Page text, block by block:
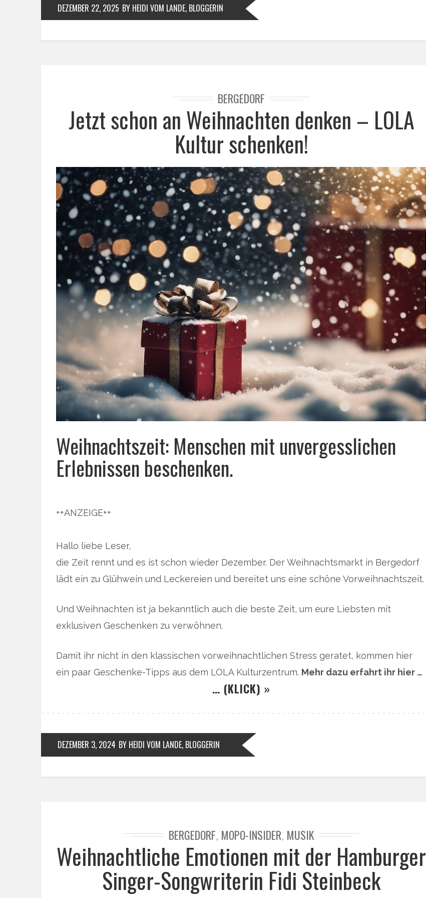
DEZEMBER 22, 2025 BY HEIDI VOM LANDE, BLOGGERIN
BERGEDORF
Jetzt schon an Weihnachten denken – LOLA
Kultur schenken!
Weihnachtszeit: Menschen mit unvergesslichen
Erlebnissen beschenken.
++ANZEIGE++
Hallo liebe Leser,
die Zeit rennt und es ist schon wieder Dezember. Der Weihnachtsmarkt in Bergedorf
lädt ein zu Glühwein und Leckereien und bereitet uns eine schöne Vorweihnachtszeit.
Und Weihnachten ist ja bekanntlich auch die beste Zeit, um eure Liebsten mit
exklusiven Geschenken zu verwöhnen.
Damit ihr nicht in den klassischen vorweihnachtlichen Stress geratet, kommen hier
ein paar Geschenke-Tipps aus dem LOLA Kulturzentrum. Mehr dazu erfahrt ihr hier …
… (KLICK) »
DEZEMBER 3, 2024 BY HEIDI VOM LANDE, BLOGGERIN
BERGEDORF, MOPO-INSIDER, MUSIK
Weihnachtliche Emotionen mit der Hamburger
Singer-Songwriterin Fidi Steinbeck